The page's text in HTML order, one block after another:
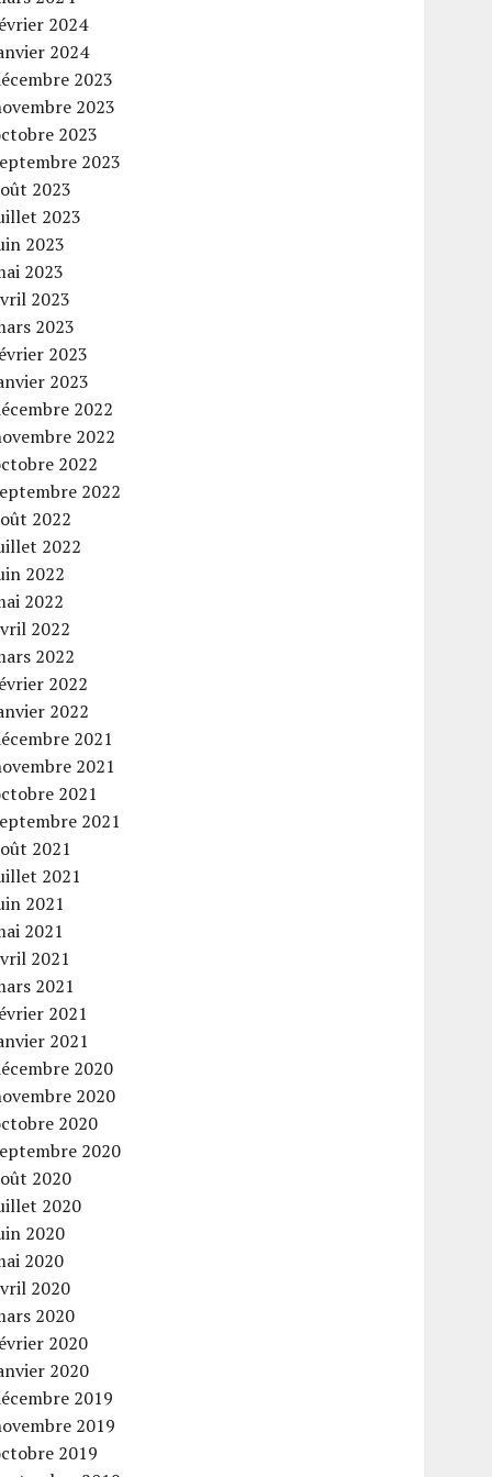
2024
2024
2023
2023
2023
2023
2023
2023
2023
2023
2023
2023
2023
2023
2022
2022
2022
2022
2022
2022
2022
2022
2022
2022
2022
2022
2021
2021
2021
2021
2021
2021
2021
2021
2021
2021
2021
2021
2020
2020
2020
2020
2020
2020
2020
2020
2020
2020
2020
2020
2019
2019
2019